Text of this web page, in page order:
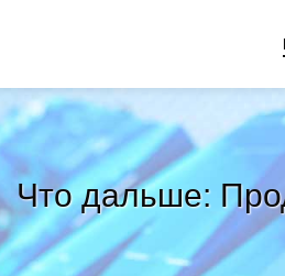
Что дальше: